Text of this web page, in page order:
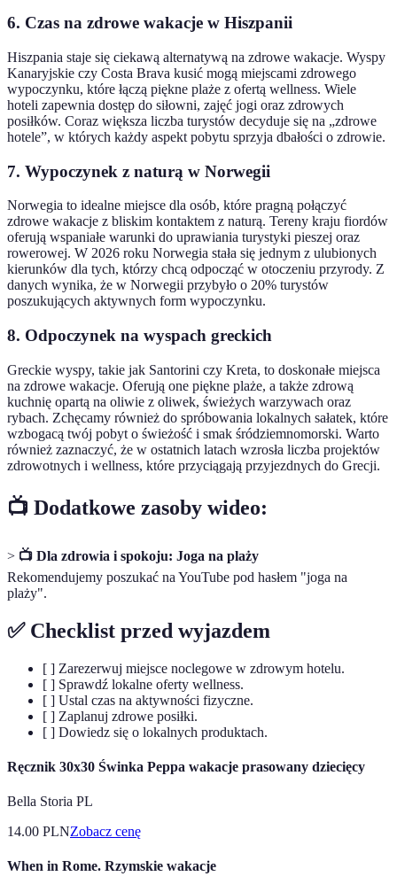
6. Czas na zdrowe wakacje w Hiszpanii
Hiszpania staje się ciekawą alternatywą na zdrowe wakacje. Wyspy
Kanaryjskie czy Costa Brava kusić mogą miejscami zdrowego
wypoczynku, które łączą piękne plaże z ofertą wellness. Wiele
hoteli zapewnia dostęp do siłowni, zajęć jogi oraz zdrowych
posiłków. Coraz większa liczba turystów decyduje się na „zdrowe
hotele”, w których każdy aspekt pobytu sprzyja dbałości o zdrowie.
7. Wypoczynek z naturą w Norwegii
Norwegia to idealne miejsce dla osób, które pragną połączyć
zdrowe wakacje z bliskim kontaktem z naturą. Tereny kraju fiordów
oferują wspaniałe warunki do uprawiania turystyki pieszej oraz
rowerowej. W 2026 roku Norwegia stała się jednym z ulubionych
kierunków dla tych, którzy chcą odpocząć w otoczeniu przyrody. Z
danych wynika, że w Norwegii przybyło o 20% turystów
poszukujących aktywnych form wypoczynku.
8. Odpoczynek na wyspach greckich
Greckie wyspy, takie jak Santorini czy Kreta, to doskonałe miejsca
na zdrowe wakacje. Oferują one piękne plaże, a także zdrową
kuchnię opartą na oliwie z oliwek, świeżych warzywach oraz
rybach. Zchęcamy również do spróbowania lokalnych sałatek, które
wzbogacą twój pobyt o świeżość i smak śródziemnomorski. Warto
również zaznaczyć, że w ostatnich latach wzrosła liczba projektów
zdrowotnych i wellness, które przyciągają przyjezdnych do Grecji.
📺 Dodatkowe zasoby wideo:
> 📺 Dla zdrowia i spokoju: Joga na plaży
Rekomendujemy poszukać na YouTube pod hasłem "joga na
plaży".
✅ Checklist przed wyjazdem
[ ] Zarezerwuj miejsce noclegowe w zdrowym hotelu.
[ ] Sprawdź lokalne oferty wellness.
[ ] Ustal czas na aktywności fizyczne.
[ ] Zaplanuj zdrowe posiłki.
[ ] Dowiedz się o lokalnych produktach.
Ręcznik 30x30 Świnka Peppa wakacje prasowany dziecięcy
Bella Storia PL
14.00 PLNZobacz cenę
When in Rome. Rzymskie wakacje